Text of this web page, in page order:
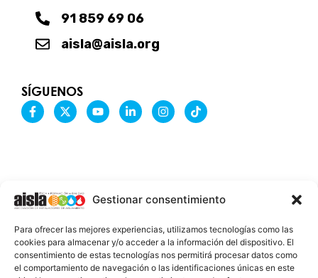
Gestionar consentimiento
Para ofrecer las mejores experiencias, utilizamos tecnologías como las
cookies para almacenar y/o acceder a la información del dispositivo. El
consentimiento de estas tecnologías nos permitirá procesar datos como
el comportamiento de navegación o las identificaciones únicas en este
91 859 69 06
aisla@aisla.org
SÍGUENOS
F
a
c
-
f
X
-
t
r
Y
o
u
L
i
n
-
i
I
n
s
m
T
i
k
INFORMACIÓN LEGAL
AVISO LEGAL
PROTECCIÓN DE DATOS